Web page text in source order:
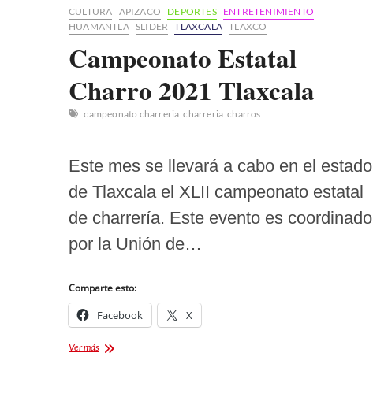
CULTURA APIZACO DEPORTES
ENTRETENIMIENTO
HUAMANTLA SLIDER TLAXCALA TLAXCO
Campeonato Estatal
Charro 2021 Tlaxcala
campeonato charreria charreria charros
Este mes se llevará a cabo en el estado
de Tlaxcala el XLII campeonato estatal
de charrería. Este evento es coordinado
por la Unión de…
Comparte esto:
Facebook X
Ver másCampeonato